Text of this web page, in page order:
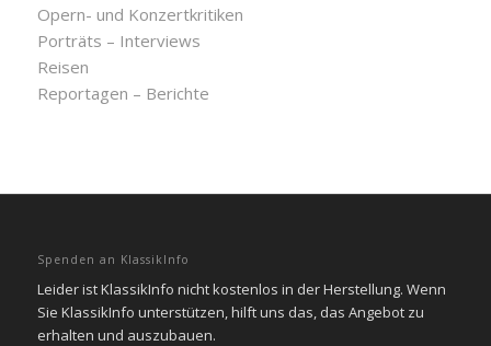
Opern- und Konzertkritiken
Porträts – Interviews
Reisen
Reportagen – Berichte
Spenden an KlassikInfo
Leider ist KlassikInfo nicht kostenlos in der Herstellung. Wenn
Sie KlassikInfo unterstützen, hilft uns das, das Angebot zu
erhalten und auszubauen.